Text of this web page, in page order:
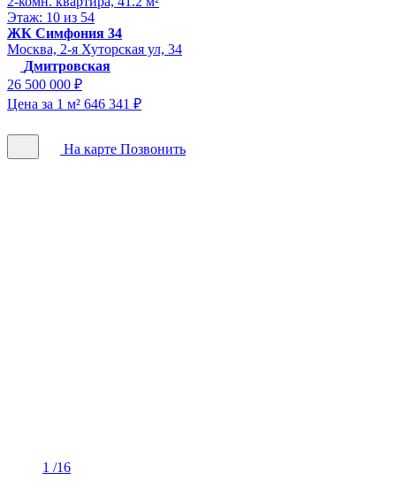
Этаж: 10 из 54
ЖК Симфония 34
Москва, 2-я Хуторская ул, 34
Дмитровская
26 500 000 ₽
Цена за 1 м² 646 341 ₽
На карте Позвонить
1 /16